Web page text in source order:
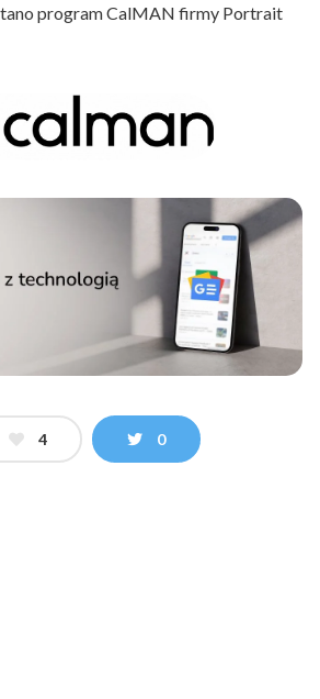
program CalMAN firmy Portrait
4 0